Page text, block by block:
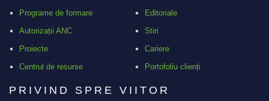
Programe de formare
Autorizații ANC
Proiecte
Centrul de resurse
Editoriale
Stiri
Cariere
Portofoliu clienți
PRIVIND SPRE VIITOR